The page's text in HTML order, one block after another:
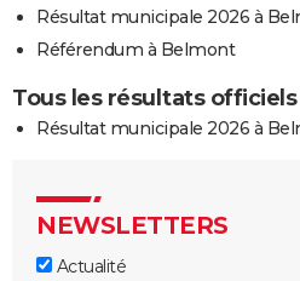
Résultat municipale 2026 à
Référendum à Belmont
Tous les résultats
Résultat municipale 2026 à
NEWSLETTERS
Actualité